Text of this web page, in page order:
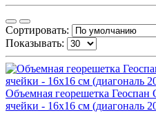
Сортировать:
Показывать:
Объемная георешетка
ячейки - 16х16 см (диагональ